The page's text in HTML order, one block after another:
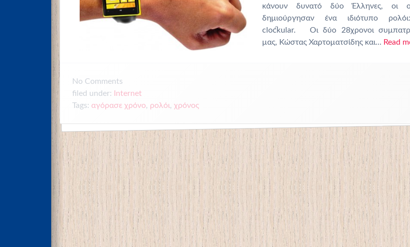
κάνουν δυνατό δύο Έλληνες, οι
δημιούργησαν ένα ιδιότυπο
clockular. Οι δύο 28χρονοι
μας, Κώστας Χαρτοματσίδης και… Read
No Comments
filed under:
Internet
Tags: αγόρασε χρόνο, ρολόι, χρόνος